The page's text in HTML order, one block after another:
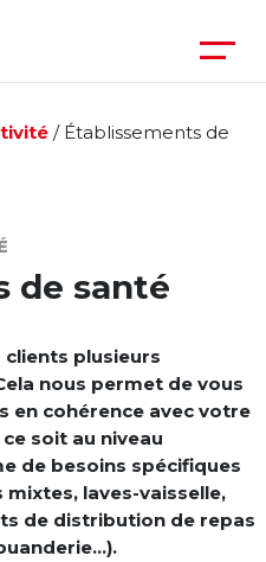
/ Établissements de
de santé
plusieurs
nous permet de vous
en cohérence avec votre
soit au niveau
de besoins spécifiques
laves-vaisselle,
de distribution de repas